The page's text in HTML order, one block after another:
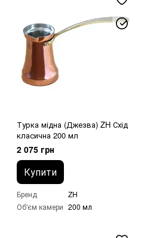
Турка мідна (Джезва) ZH Схід
класична 200 мл
2 075 грн
Купити
Бренд
ZH
Об'єм камери 200 мл